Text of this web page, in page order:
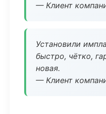
— Клиент
Установили
быстро, чётко,
новая.
— Клиент